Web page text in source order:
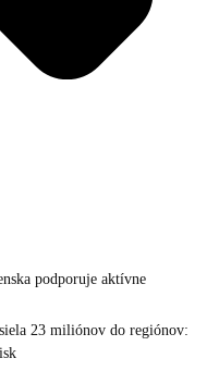
podporuje aktívne
23 miliónov do regiónov: